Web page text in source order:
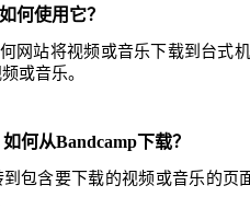
何使用它？
网站将视频或音乐下载到台
或音乐。
何从Bandcamp下载？
到包含要下载的视频或音乐的